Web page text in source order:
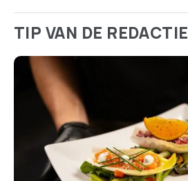
TIP VAN DE REDACTIE